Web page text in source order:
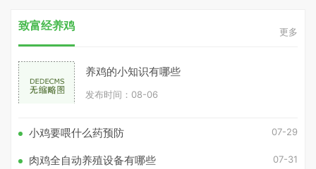
致富经养鸡 更多
养鸡的小知识有哪些
发布时间：08-06
小鸡要喂什么药预防 07-29
肉鸡全自动养殖设备有哪些 07-31